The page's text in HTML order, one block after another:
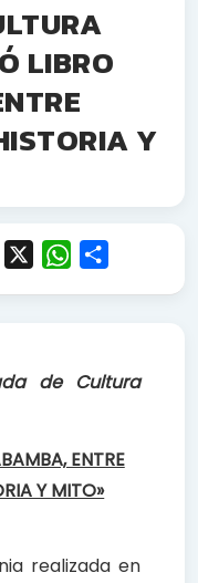
LIBRO
Y
W
p
e
de Cultura
ENTRE
Y MITO»
realizada en